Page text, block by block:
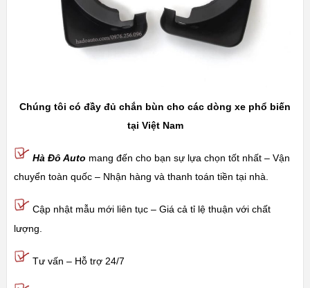
Chúng tôi có đầy đủ chắn bùn cho các dòng xe phổ biến
tại Việt Nam
Hà Đô Auto mang đến cho bạn sự lựa chọn tốt nhất – Vận
chuyển toàn quốc – Nhận hàng và thanh toán tiền tại nhà.
Cập nhật mẫu mới liên tục – Giá cả tỉ lệ thuận với chất
lượng.
Tư vấn – Hỗ trợ 24/7